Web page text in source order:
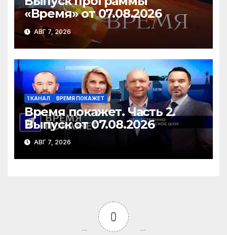
«Время» от 07.08.2026
АВГ 7, 2026
1 КАНАЛ ВРЕМЯ ПОКАЖЕТ
Время покажет. Часть 2.
Выпуск от 07.08.2026
АВГ 7, 2026
0